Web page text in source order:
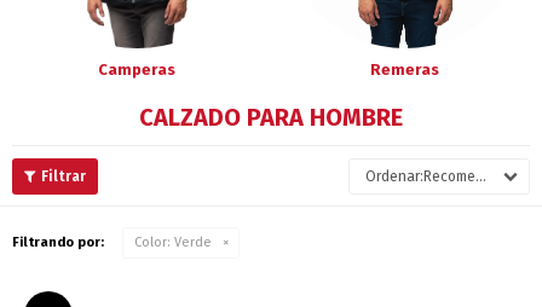
Camperas Remeras
CALZADO PARA HOMBRE
Recomendados
Filtrando por: Color: Verde